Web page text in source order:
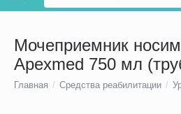
Мочеприемник
Apexmed 750 мл
Главная / Средства реабилитации /